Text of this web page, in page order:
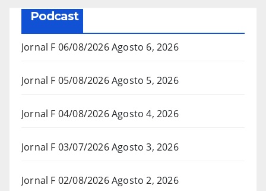
Podcast
Jornal F 06/08/2026Agosto 6, 2026
Jornal F 05/08/2026Agosto 5, 2026
Jornal F 04/08/2026Agosto 4, 2026
Jornal F 03/07/2026Agosto 3, 2026
Jornal F 02/08/2026Agosto 2, 2026